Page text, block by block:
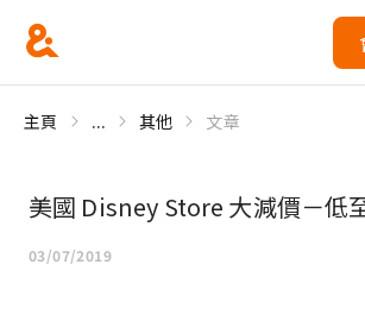
主頁 ... 其他 文章
美國 Disney Store 大減價－低
03/07/2019